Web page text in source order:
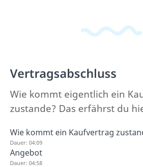
Vertragsabschluss
Wie kommt eigentlich ein
zustande? Das erfährst du
Wie kommt ein Kaufvertrag
Dauer: 04:09
Angebot
Dauer: 04:58